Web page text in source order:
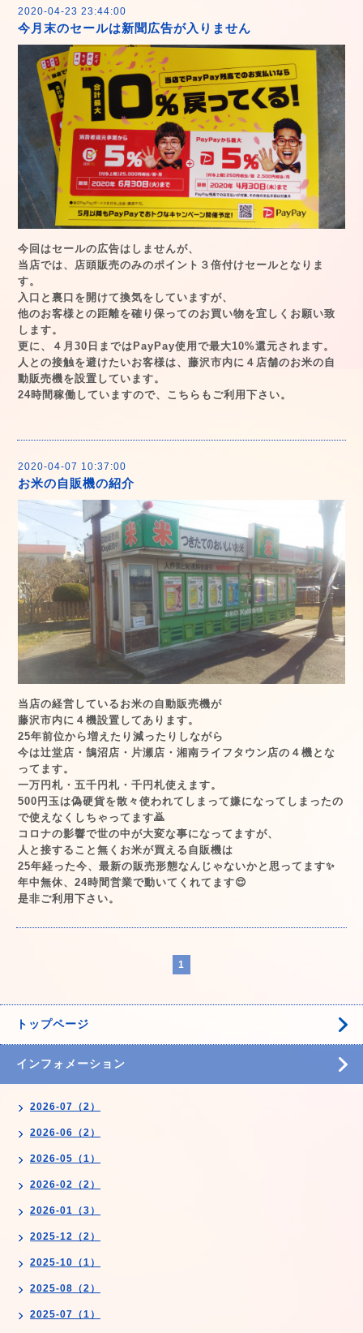
2020-04-23 23:44:00
今月末のセールは新聞広告が入りません
今回はセールの広告はしませんが、
当店では、店頭販売のみのポイント３倍付けセールとなりま
す。
入口と裏口を開けて換気をしていますが、
他のお客様との距離を確り保ってのお買い物を宜しくお願い致
します。
更に、４月30日まではPayPay使用で最大10%還元されます。
人との接触を避けたいお客様は、藤沢市内に４店舗のお米の自
動販売機を設置しています。
24時間稼働していますので、こちらもご利用下さい。
2020-04-07 10:37:00
お米の自販機の紹介
当店の経営しているお米の自動販売機が
藤沢市内に４機設置してあります。
25年前位から増えたり減ったりしながら
今は辻堂店・鵠沼店・片瀬店・湘南ライフタウン店の４機とな
ってます。
一万円札・五千円札・千円札使えます。
500円玉は偽硬貨を散々使われてしまって嫌になってしまったの
で使えなくしちゃってます🙇
コロナの影響で世の中が大変な事になってますが、
人と接すること無くお米が買える自販機は
25年経った今、最新の販売形態なんじゃないかと思ってます✨
年中無休、24時間営業で動いてくれてます😌
是非ご利用下さい。
1
トップページ
インフォメーション
2026-07（2）
2026-06（2）
2026-05（1）
2026-02（2）
2026-01（3）
2025-12（2）
2025-10（1）
2025-08（2）
2025-07（1）